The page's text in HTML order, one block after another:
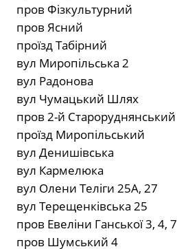
пров Фізкультурний
пров Ясний
проїзд Табірний
вул Миропільська 2
вул Радонова
вул Чумацький Шлях
пров 2-й Староруднянський
проїзд Миропільський
вул Денишівська
вул Кармелюка
вул Олени Теліги 25А, 27
вул Терещенківська 25
пров Евеліни Ганської 3, 4, 7
пров Шумський 4